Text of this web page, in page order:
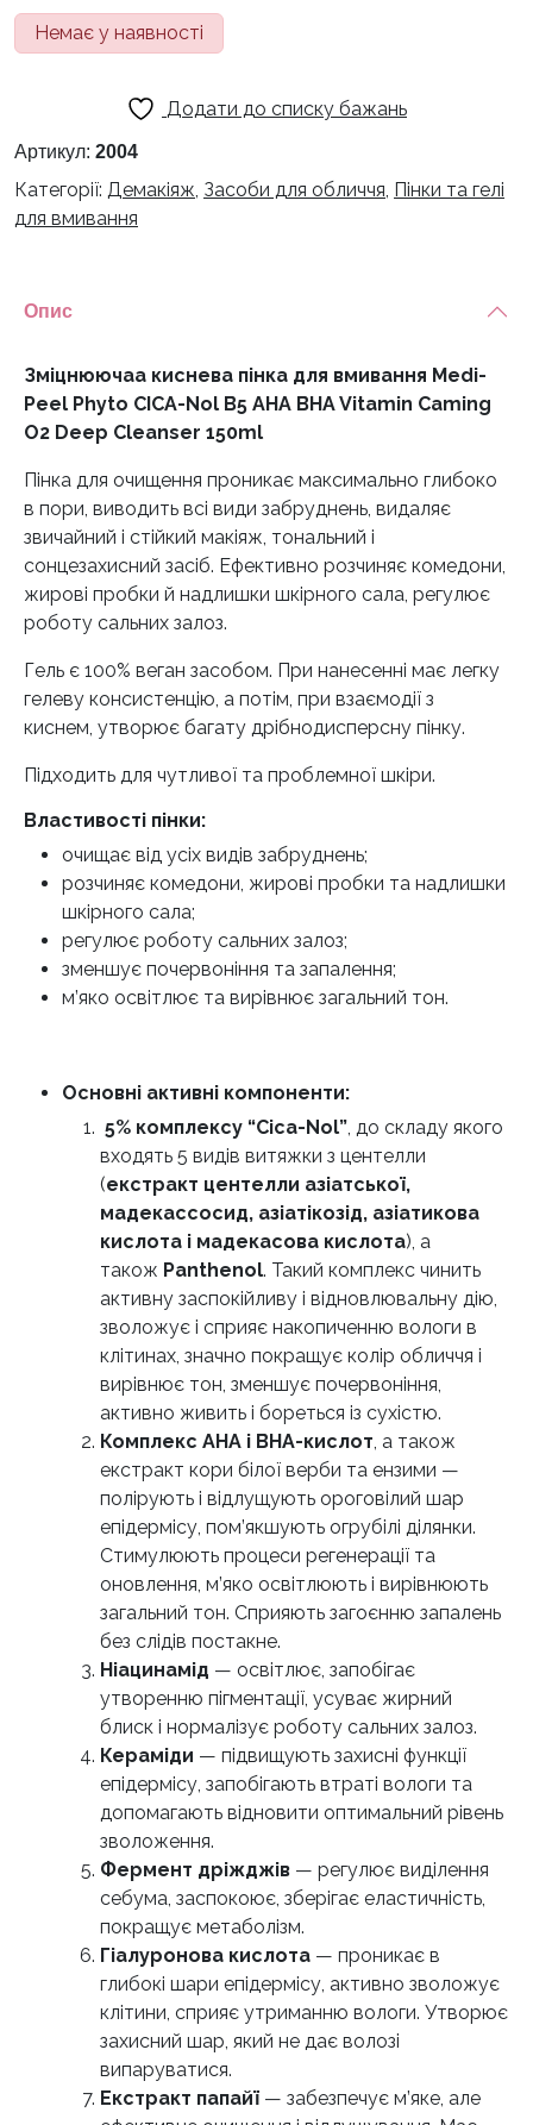
Немає у наявності
Додати до списку бажань
Артикул: 2004
Категорії: Демакіяж, Засоби для обличчя, Пінки та гелі
для вмивання
Опис
Зміцнюючаа киснева пінка для вмивання Medi-
Peel Phyto CICA-Nol B5 AHA BHA Vitamin Caming
O2 Deep Cleanser 150ml
Пінка для очищення проникає максимально глибоко
в пори, виводить всі види забруднень, видаляє
звичайний і стійкий макіяж, тональний і
сонцезахисний засіб. Ефективно розчиняє комедони,
жирові пробки й надлишки шкірного сала, регулює
роботу сальних залоз.
Гель є 100% веган засобом. При нанесенні має легку
гелеву консистенцію, а потім, при взаємодії з
киснем, утворює багату дрібнодисперсну пінку.
Підходить для чутливої та проблемної шкіри.
Властивості пінки:
очищає від усіх видів забруднень;
розчиняє комедони, жирові пробки та надлишки
шкірного сала;
регулює роботу сальних залоз;
зменшує почервоніння та запалення;
м’яко освітлює та вирівнює загальний тон.
Основні активні компоненти:
5% комплексу “Cica-Nol”, до складу якого
входять 5 видів витяжки з центелли
(екстракт центелли азіатської,
мадекассосид, азіатікозід, азіатикова
кислота і мадекасова кислота), а
також Panthenol. Такий комплекс чинить
активну заспокійливу і відновлювальну дію,
зволожує і сприяє накопиченню вологи в
клітинах, значно покращує колір обличчя і
вирівнює тон, зменшує почервоніння,
активно живить і бореться із сухістю.
Комплекс AHA і BHA-кислот, а також
екстракт кори білої верби та ензими —
полірують і відлущують ороговілий шар
епідермісу, пом’якшують огрубілі ділянки.
Стимулюють процеси регенерації та
оновлення, м’яко освітлюють і вирівнюють
загальний тон. Сприяють загоєнню запалень
без слідів постакне.
Ніацинамід — освітлює, запобігає
утворенню пігментації, усуває жирний
блиск і нормалізує роботу сальних залоз.
Кераміди — підвищують захисні функції
епідермісу, запобігають втраті вологи та
допомагають відновити оптимальний рівень
зволоження.
Фермент дріжджів — регулює виділення
себума, заспокоює, зберігає еластичність,
покращує метаболізм.
Гіалуронова кислота — проникає в
глибокі шари епідермісу, активно зволожує
клітини, сприяє утриманню вологи. Утворює
захисний шар, який не дає волозі
випаруватися.
Екстракт папайї — забезпечує м’яке, але